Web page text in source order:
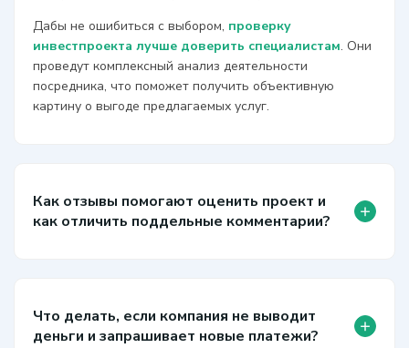
Дабы не ошибиться с выбором, проверку
инвестпроекта лучше доверить специалистам. Они
проведут комплексный анализ деятельности
посредника, что поможет получить объективную
картину о выгоде предлагаемых услуг.
Как отзывы помогают оценить проект и
как отличить поддельные комментарии?
+
Что делать, если компания не выводит
деньги и запрашивает новые платежи?
+